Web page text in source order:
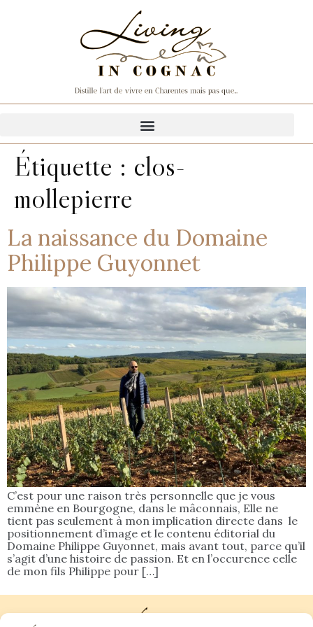
Étiquette : clos-
mollepierre
La naissance du Domaine
Philippe Guyonnet
C’est pour une raison très personnelle que je vous
emmène en Bourgogne, dans le mâconnais, Elle ne
tient pas seulement à mon implication directe dans le
positionnement d’image et le contenu éditorial du
Domaine Philippe Guyonnet, mais avant tout, parce qu’il
s’agit d’une histoire de passion. Et en l’occurence celle
de mon fils Philippe pour […]